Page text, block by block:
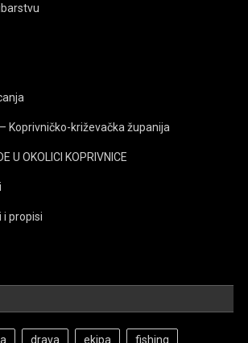
Koprivničko-križevačka županija
U OKOLICI KOPRIVNICE
i propisi
drava ekipa fishing